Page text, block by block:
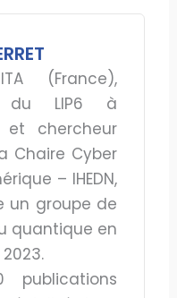
(France),
du LIP6 à
et chercheur
Chaire Cyber
– IHEDN,
un groupe de
quantique en